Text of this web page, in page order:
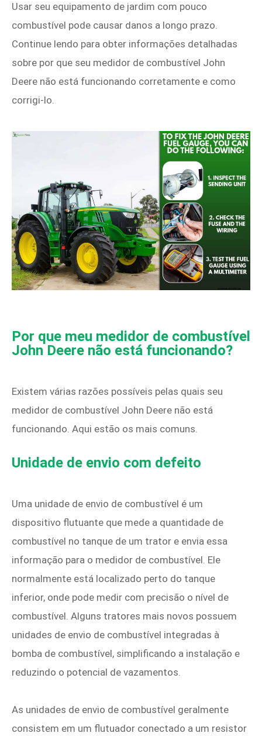
Usar seu equipamento de jardim com pouco
combustível pode causar danos a longo prazo.
Continue lendo para obter informações detalhadas
sobre por que seu medidor de combustível John
Deere não está funcionando corretamente e como
corrigi-lo.
Por que meu medidor de combustível
John Deere não está funcionando?
Existem várias razões possíveis pelas quais seu
medidor de combustível John Deere não está
funcionando. Aqui estão os mais comuns.
Unidade de envio com defeito
Uma unidade de envio de combustível é um
dispositivo flutuante que mede a quantidade de
combustível no tanque de um trator e envia essa
informação para o medidor de combustível. Ele
normalmente está localizado perto do tanque
inferior, onde pode medir com precisão o nível de
combustível. Alguns tratores mais novos possuem
unidades de envio de combustível integradas à
bomba de combustível, simplificando a instalação e
reduzindo o potencial de vazamentos.
As unidades de envio de combustível geralmente
consistem em um flutuador conectado a um resistor